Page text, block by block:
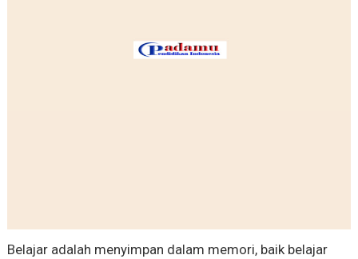
Belajar adalah menyimpan dalam memori, baik belajar